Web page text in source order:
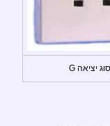
סוג יציאה G